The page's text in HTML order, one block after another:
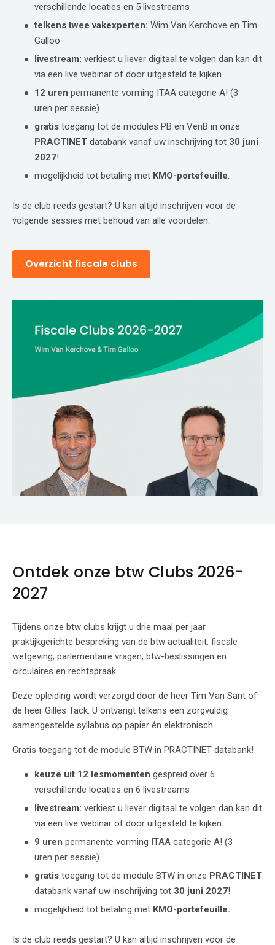
verschillende locaties en 5 livestreams
telkens twee vakexperten: Wim Van Kerchove en Tim
Galloo
livestream: verkiest u liever digitaal te volgen dan kan dit
via een live webinar of door uitgesteld te kijken
12 uren permanente vorming ITAA categorie A! (3
uren per sessie)
gratis toegang tot de modules PB en VenB in onze
PRACTINET databank vanaf uw inschrijving tot 30 juni
2027!
mogelijkheid tot betaling met KMO-portefeuille
Is de club reeds gestart? U kan altijd inschrijven voor de
volgende sessies met behoud van alle voordelen.
Overzicht fiscale clubs
Ontdek onze btw Clubs 2026-
2027
Tijdens onze btw clubs krijgt u drie maal per jaar
praktijkgerichte bespreking van de btw actualiteit: fiscale
wetgeving, parlementaire vragen, btw-beslissingen en
circulaires en rechtspraak.
Deze opleiding wordt verzorgd door de heer Tim Van Sant of
de heer Gilles Tack. U ontvangt telkens een zorgvuldig
samengestelde syllabus op papier én elektronisch.
Gratis toegang tot de module BTW in PRACTINET databank!
keuze uit 12 lesmomenten gespreid over 6
verschillende locaties en 6 livestreams
livestream: verkiest u liever digitaal te volgen dan kan dit
via een live webinar of door uitgesteld te kijken
9 uren permanente vorming ITAA categorie A! (3
uren per sessie)
gratis toegang tot de module BTW in onze PRACTINET
databank vanaf uw inschrijving tot 30 juni 2027!
mogelijkheid tot betaling met KMO-portefeuille.
Is de club reeds gestart? U kan altijd inschrijven voor de